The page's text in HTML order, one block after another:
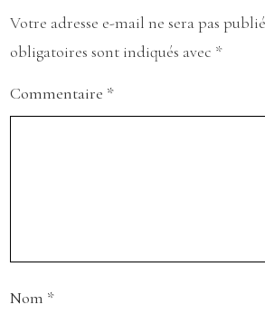
Votre adresse e-mail ne sera pas
obligatoires sont indiqués avec *
Commentaire *
Nom *